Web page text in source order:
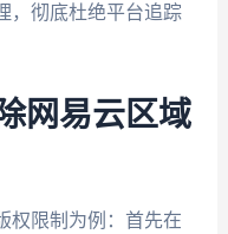
，彻底杜绝平台追踪
网易云区域
权限制为例：首先在